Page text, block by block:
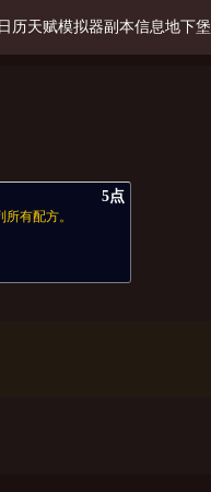
历天赋模拟器副本信息地下堡
5点
有配方。